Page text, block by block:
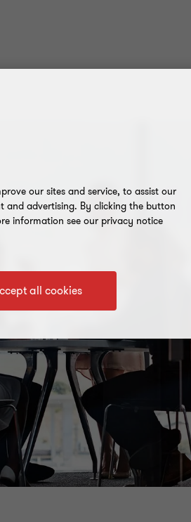
our sites and service, to assist our
and advertising. By clicking the button
information see our privacy notice
all cookies